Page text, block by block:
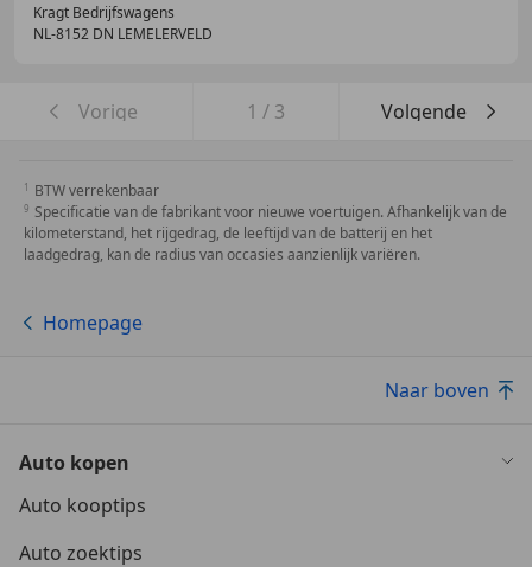
Kragt Bedrijfswagens
NL-8152 DN LEMELERVELD
Vorige 1 / 3 Volgende
BTW verrekenbaar
Specificatie van de fabrikant voor nieuwe voertuigen. Afhankelijk van de
kilometerstand, het rijgedrag, de leeftijd van de batterij en het
laadgedrag, kan de radius van occasies aanzienlijk variëren.
Homepage
Naar boven
Auto kopen
Auto kooptips
Auto zoektips